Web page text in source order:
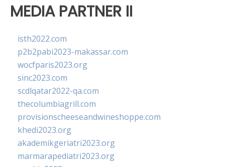
MEDIA PARTNER II
isth2022.com
p2b2pabi2023-makassar.com
wocfparis2023.org
sinc2023.com
scdlqatar2022-qa.com
thecolumbiagrill.com
provisionscheeseandwineshoppe.com
khedi2023.org
akademikgeriatri2023.org
marmarapediatri2023.org